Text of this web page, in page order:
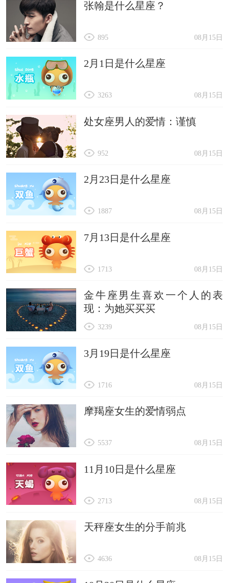
张翰是什么星座？
08月15日
895
2月1日是什么星座
08月15日
3263
处女座男人的爱情：谨慎
08月15日
952
2月23日是什么星座
08月15日
1887
7月13日是什么星座
08月15日
1713
金牛座男生喜欢一个人的表
现：为她买买买
08月15日
3239
3月19日是什么星座
08月15日
1716
摩羯座女生的爱情弱点
08月15日
5537
11月10日是什么星座
08月15日
2713
天秤座女生的分手前兆
08月15日
4636